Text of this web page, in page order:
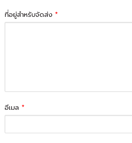
ที่อยู่สำหรับจัดส่ง*
อีเมล*